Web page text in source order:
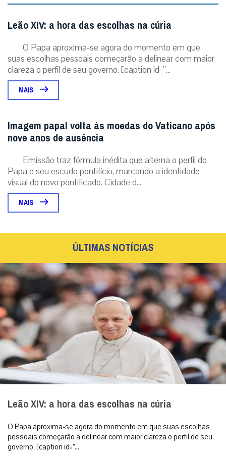
Leão XIV: a hora das escolhas na cúria
O Papa aproxima-se agora do momento em que
suas escolhas pessoais começarão a delinear com maior
clareza o perfil de seu governo. [caption id=”...
MAIS
Imagem papal volta às moedas do Vaticano após
nove anos de ausência
Emissão traz fórmula inédita que alterna o perfil do
Papa e seu escudo pontifício, marcando a identidade
visual do novo pontificado. Cidade d...
MAIS
ÚLTIMAS NOTÍCIAS
Leão XIV: a hora das escolhas na cúria
O Papa aproxima-se agora do momento em que suas escolhas
pessoais começarão a delinear com maior clareza o perfil de seu
governo. [caption id=”...